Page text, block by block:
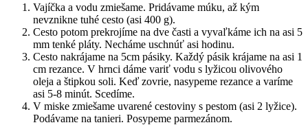
Vajíčka a vodu zmiešame. Pridávame múku, až kým
nevznikne tuhé cesto (asi 400 g).
Cesto potom prekrojíme na dve časti a vyvaľkáme ich na asi 5
mm tenké pláty. Necháme uschnúť asi hodinu.
Cesto nakrájame na 5cm pásiky. Každý pásik krájame na asi 1
cm rezance. V hrnci dáme variť vodu s lyžicou olivového
oleja a štipkou soli. Keď zovrie, nasypeme rezance a varíme
asi 5-8 minút. Scedíme.
V miske zmiešame uvarené cestoviny s pestom (asi 2 lyžice).
Podávame na tanieri. Posypeme parmezánom.